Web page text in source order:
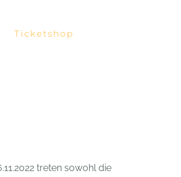
Ticketshop
treten sowohl die